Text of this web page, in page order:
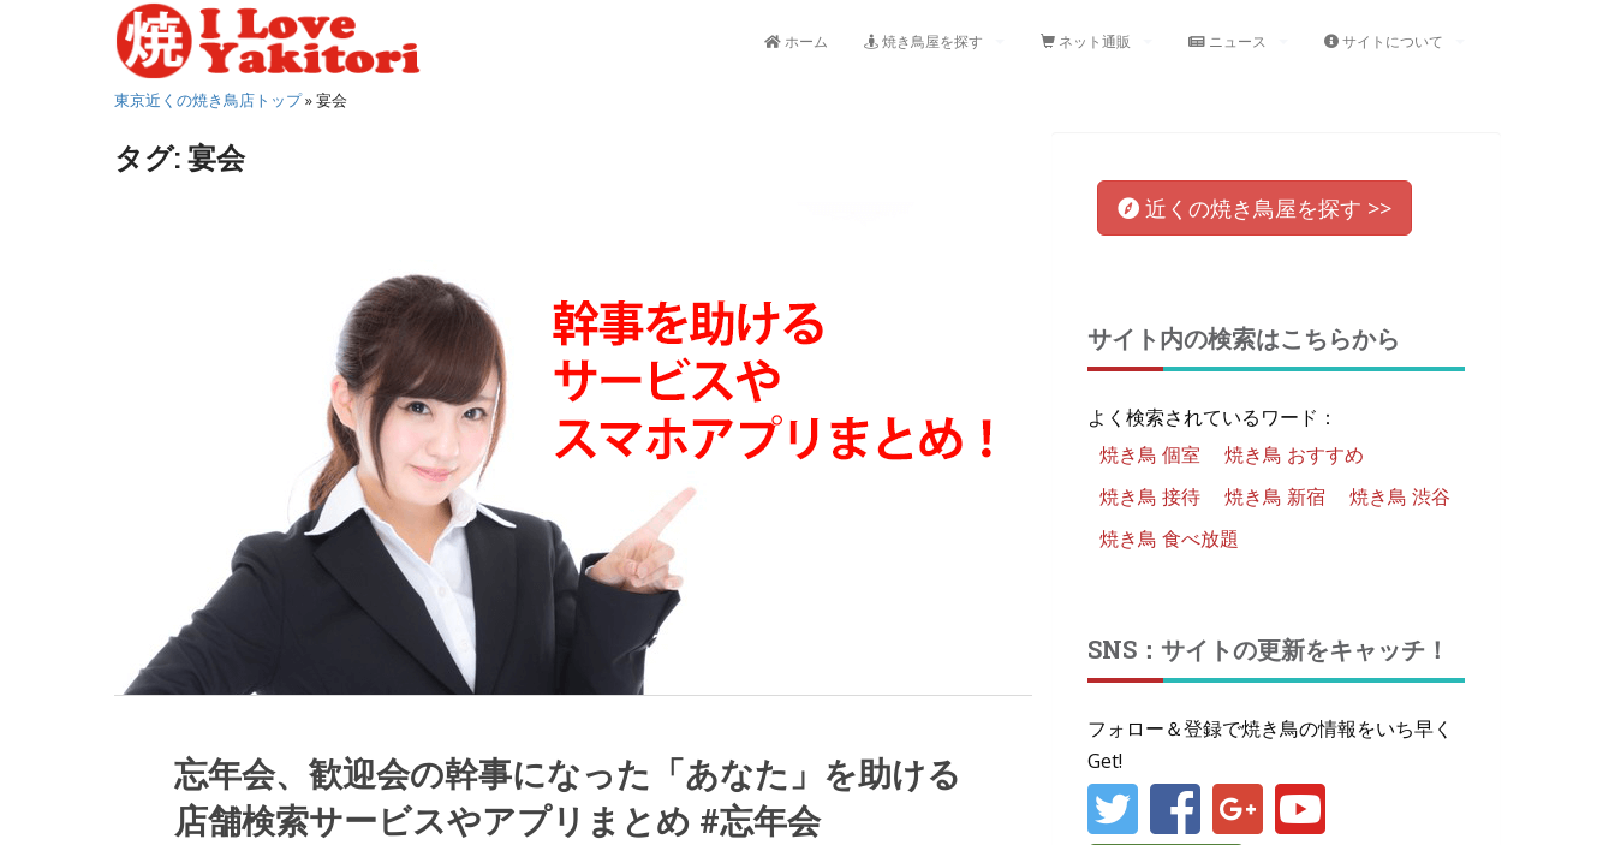
ホーム 焼き鳥屋を探す ネット通販 ニュース サイトについて
東京近くの焼き鳥店トップ»宴会
タグ:宴会
忘年会、歓迎会の幹事になった「あなた」を助ける
店舗検索サービスやアプリまとめ #忘年会
近くの焼き鳥屋を探す >>
サイト内の検索はこちらから
よく検索されているワード：
焼き鳥 個室
焼き鳥 おすすめ
焼き鳥 接待
焼き鳥 新宿
焼き鳥 渋谷
焼き鳥 食べ放題
SNS：サイトの更新をキャッチ！
フォロー＆登録で焼き鳥の情報をいち早く
Get!